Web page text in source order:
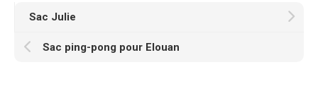
Sac Julie
Sac ping-pong pour Elouan